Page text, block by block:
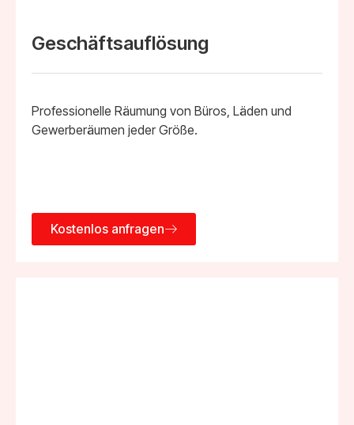
Geschäftsauflösung
Professionelle Räumung von Büros, Läden und
Gewerberäumen jeder Größe.
Kostenlos anfragen